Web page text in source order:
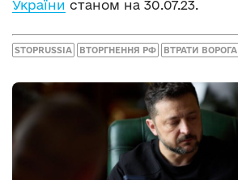
України станом на 30.07.23.
STOPRUSSIA ВТОРГНЕННЯ РФ ВТРАТИ ВОРОГА